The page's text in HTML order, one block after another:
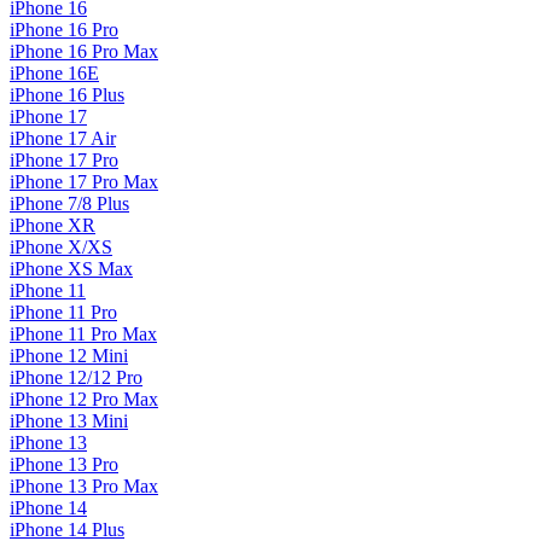
iPhone 16
iPhone 16 Pro
iPhone 16 Pro Max
iPhone 16E
iPhone 16 Plus
iPhone 17
iPhone 17 Air
iPhone 17 Pro
iPhone 17 Pro Max
iPhone 7/8 Plus
iPhone XR
iPhone X/XS
iPhone XS Max
iPhone 11
iPhone 11 Pro
iPhone 11 Pro Max
iPhone 12 Mini
iPhone 12/12 Pro
iPhone 12 Pro Max
iPhone 13 Mini
iPhone 13
iPhone 13 Pro
iPhone 13 Pro Max
iPhone 14
iPhone 14 Plus